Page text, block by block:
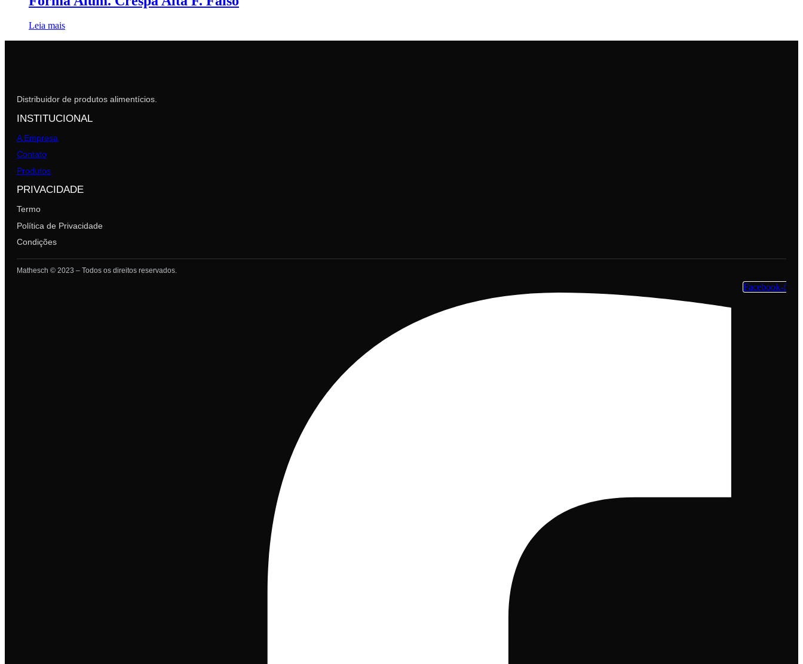
Leia mais
Distribuidor de produtos alimentícios.
INSTITUCIONAL
A Empresa
Contato
Produtos
PRIVACIDADE
Termo
Política de Privacidade
Condições
Mathesch © 2023 – Todos os direitos reservados.
Facebook-f